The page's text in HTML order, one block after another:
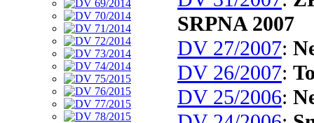
SRPNA 2007
DV 27/2007:
DV 26/2007:
DV 25/2006: